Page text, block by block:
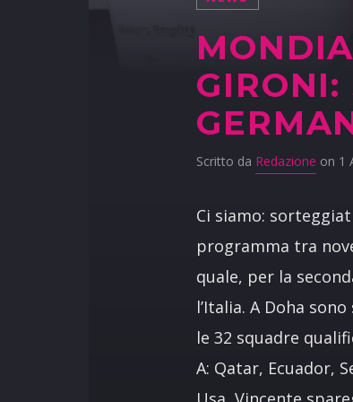
GIRONI:
Scritto da Redazione on 1
Ci siamo:
programma tra
quale, per la
l’Italia. A Doha
le 32 squadre
A: Qatar, Ecuador,